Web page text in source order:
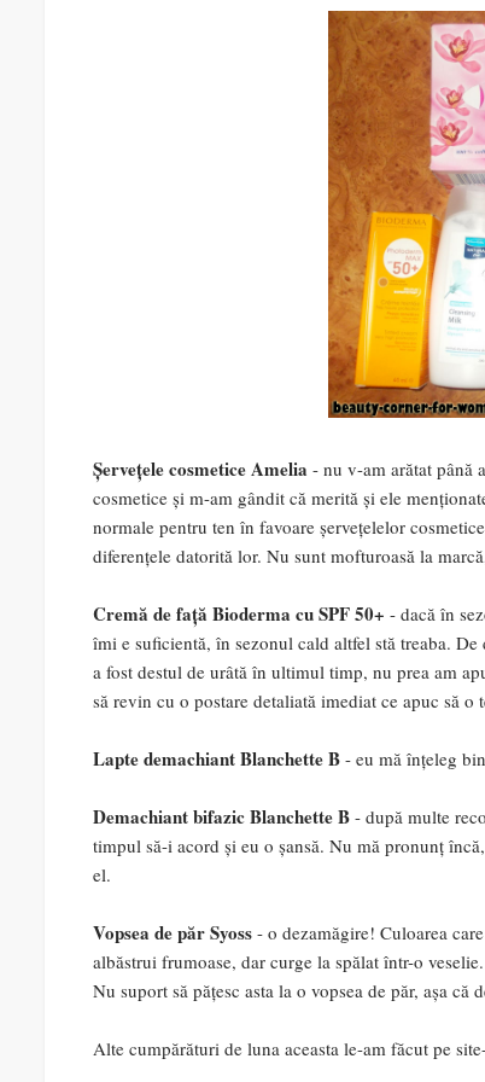
Șervețele cosmetice Amelia - nu v-am arătat până
cosmetice și m-am gândit că merită și ele
normale pentru ten în favoare șervețelelor
diferențele datorită lor. Nu sunt mofturoasă la
Cremă de față Bioderma cu SPF 50+ - dacă în
îmi e suficientă, în sezonul cald altfel stă treaba.
a fost destul de urâtă în ultimul timp, nu prea am
să revin cu o postare detaliată imediat ce apuc să
Lapte demachiant Blanchette B - eu mă înțeleg
Demachiant bifazic Blanchette B - după multe
timpul să-i acord și eu o șansă. Nu mă pronunț
el.
Vopsea de păr Syoss - o dezamăgire! Culoarea
albăstrui frumoase, dar curge la spălat într-o
Nu suport să pățesc asta la o vopsea de păr, așa că
Alte cumpărături de luna aceasta le-am făcut pe